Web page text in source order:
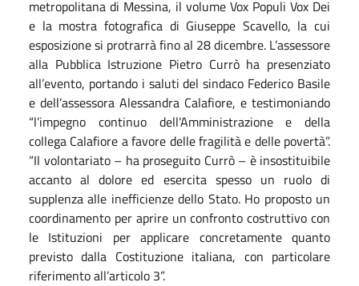
metropolitana di Messina, il volume Vox Populi Vox Dei
e la mostra fotografica di Giuseppe Scavello, la cui
esposizione si protrarrà fino al 28 dicembre. L’assessore
alla Pubblica Istruzione Pietro Currò ha presenziato
all’evento, portando i saluti del sindaco Federico Basile
e dell’assessora Alessandra Calafiore, e testimoniando
“l’impegno continuo dell’Amministrazione e della
collega Calafiore a favore delle fragilità e delle povertà”.
“Il volontariato – ha proseguito Currò – è insostituibile
accanto al dolore ed esercita spesso un ruolo di
supplenza alle inefficienze dello Stato. Ho proposto un
coordinamento per aprire un confronto costruttivo con
le Istituzioni per applicare concretamente quanto
previsto dalla Costituzione italiana, con particolare
riferimento all’articolo 3”.